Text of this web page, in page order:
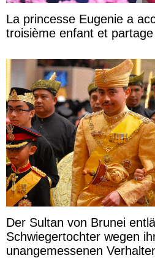
La princesse Eugenie a
troisième enfant et
Der Sultan von Brunei
Schwiegertochter wegen
unangemessenen